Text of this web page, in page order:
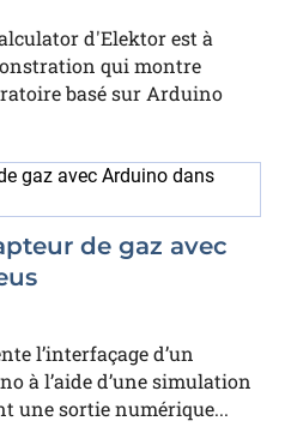
d'Elektor est à
qui montre
basé sur Arduino
de gaz avec
l’interfaçage d’un
à l’aide d’une simulation
une sortie numérique...